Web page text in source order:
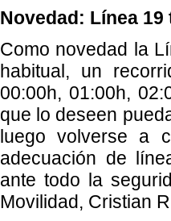
Novedad: Línea
Como novedad la
habitual, un
00:00h, 01:00h,
que lo deseen
luego volverse a
adecuación de
ante todo la
Movilidad, Cristian